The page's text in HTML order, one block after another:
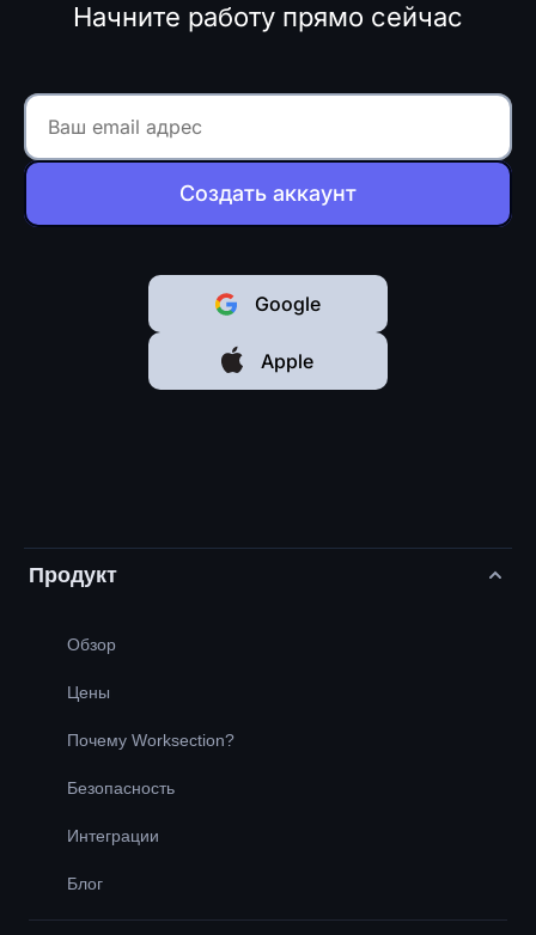
Начните работу прямо сейчас
Создать аккаунт
Google
Apple
Продукт
Обзор
Цены
Почему Worksection?
Безопасность
Интеграции
Блог